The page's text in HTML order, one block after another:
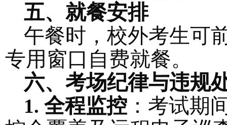
五、就餐安排
午餐时， 校外考生可
专用窗口 自费就餐。
六、考场纪律与违规
1. 全程监控 ：考试期